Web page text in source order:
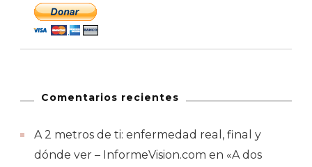
Comentarios recientes
A 2 metros de ti: enfermedad real, final y
dónde ver – InformeVision.com en «A dos